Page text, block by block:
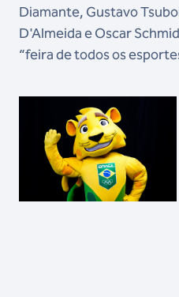
Diamante, Gustavo
D'Almeida e Oscar
“feira de todos os